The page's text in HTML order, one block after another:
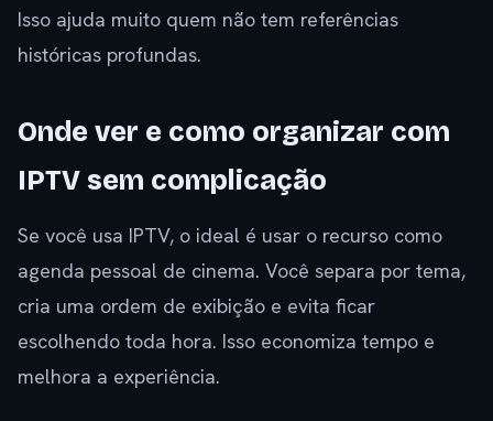
Isso ajuda muito quem não tem referências
históricas profundas.
Onde ver e como organizar com
IPTV sem complicação
Se você usa IPTV, o ideal é usar o recurso como
agenda pessoal de cinema. Você separa por tema,
cria uma ordem de exibição e evita ficar
escolhendo toda hora. Isso economiza tempo e
melhora a experiência.